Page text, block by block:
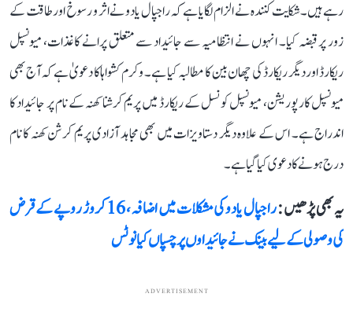
رہے ہیں۔ شکایت کنندہ نے الزام لگایا ہے کہ راجپال یادو نے اثر و رسوخ اور طاقت کے
زور پر قبضہ کیا۔ انہوں نے انتظامیہ سے جائیداد سے متعلق پرانے کاغذات، میونسپل
ریکارڈ اور دیگر ریکارڈ کی چھان بین کا مطالبہ کیا ہے۔ وکرم کشواہا کا دعویٰ ہے کہ آج بھی
میونسپل کارپوریشن، میونسپل کونسل کے ریکارڈ میں پریم کرشنا کھنہ کے نام پر جائیداد کا
اندراج ہے۔ اس کے علاوہ دیگر دستاویزات میں بھی مجاہد آزادی پریم کرشن کھنہ کا نام
درج ہونے کا دعوی کیا گیا ہے۔
یہ بھی پڑھیں :
راجپال یادو کی مشکلات میں اضافہ، 16 کروڑ روپے کے قرض
کی وصولی کے لیے بینک نے جائیداوں پر چسپاں کیا نوٹس
ADVERTISEMENT